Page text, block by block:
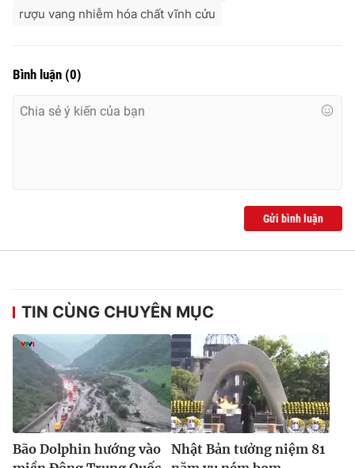
rượu vang nhiễm hóa chất vĩnh cửu
Bình luận (0)
Gửi bình luận
TIN CÙNG CHUYÊN MỤC
Bão Dolphin hướng vào
Nhật Bản tưởng niệm 81